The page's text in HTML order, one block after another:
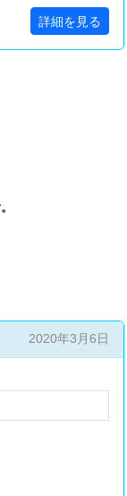
詳細を見る
2020年3月6日